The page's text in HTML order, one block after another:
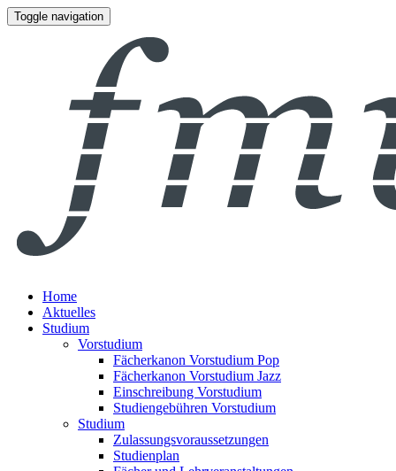
Toggle navigation
Home
Aktuelles
Studium
Vorstudium
Fächerkanon Vorstudium Pop
Fächerkanon Vorstudium Jazz
Einschreibung Vorstudium
Studiengebühren Vorstudium
Studium
Zulassungsvoraussetzungen
Studienplan